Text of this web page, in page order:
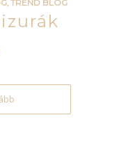
,TREND BLOG